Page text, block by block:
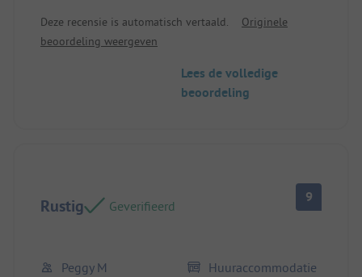
Een klein paradijs.
Locatie/Huisvesting: Eenvoudig, origineel, schoon
Deze recensie is automatisch vertaald.
Originele
beoordeling weergeven
Lees de volledige
beoordeling
Rustig Geverifieerd
9
Peggy M Huuraccommodatie